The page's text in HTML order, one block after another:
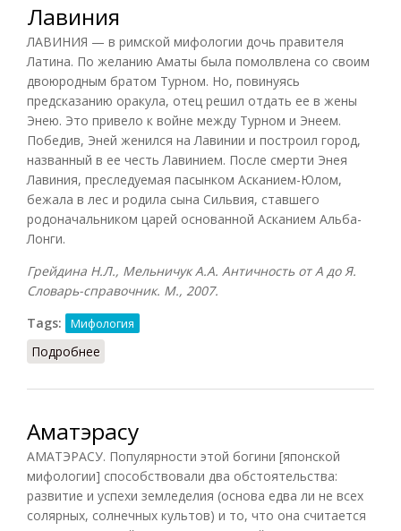
Лавиния
ЛАВИНИЯ — в римской мифологии дочь правителя
Латина. По желанию Аматы была помолвлена со своим
двоюродным братом Турном. Но, повинуясь
предсказанию оракула, отец решил отдать ее в жены
Энею. Это привело к войне между Турном и Энеем.
Победив, Эней женился на Лавинии и построил город,
названный в ее честь Лавинием. После смерти Энея
Лавиния, преследуемая пасынком Асканием-Юлом,
бежала в лес и родила сына Сильвия, ставшего
родоначальником царей основанной Асканием Альба-
Лонги.
Грейдина Н.Л., Мельничук А.А. Античность от А до Я.
Словарь-справочник. М., 2007.
Tags:
Мифология
Подробнее
Аматэрасу
АМАТЭРАСУ. Популярности этой богини [японской
мифологии] способствовали два обстоятельства:
развитие и успехи земледелия (основа едва ли не всех
солярных, солнечных культов) и то, что она считается